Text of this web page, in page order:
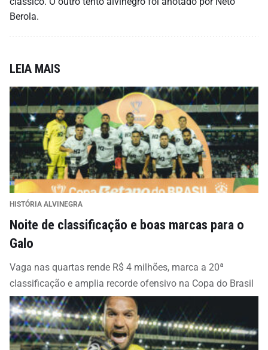
Berola.
LEIA MAIS
HISTÓRIA ALVINEGRA
Noite de classificação e boas marcas para o
Galo
Vaga nas quartas rende R$ 4 milhões, marca a 20ª
classificação e amplia recorde ofensivo na Copa do Brasil